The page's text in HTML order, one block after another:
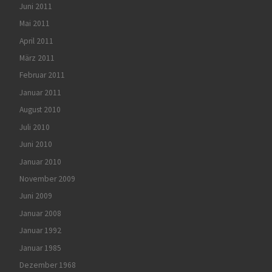
Juni 2011
Mai 2011
April 2011
März 2011
Februar 2011
Januar 2011
August 2010
Juli 2010
Juni 2010
Januar 2010
November 2009
Juni 2009
Januar 2008
Januar 1992
Januar 1985
Dezember 1968